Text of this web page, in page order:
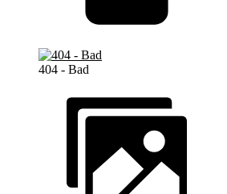
404 - Bad